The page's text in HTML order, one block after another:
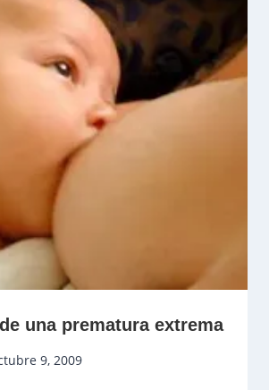
una prematura extrema
9, 2009